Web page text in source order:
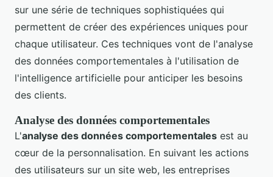
sur une série de techniques sophistiquées qui
permettent de créer des expériences uniques pour
chaque utilisateur. Ces techniques vont de l'analyse
des données comportementales à l'utilisation de
l'intelligence artificielle pour anticiper les besoins
des clients.
Analyse des données comportementales
L'analyse des données comportementales est au
cœur de la personnalisation. En suivant les actions
des utilisateurs sur un site web, les entreprises